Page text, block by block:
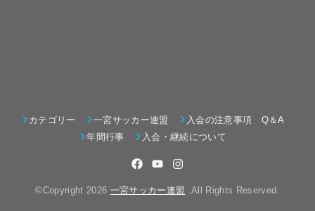
カテゴリー 一宮サッカー連盟
入会の注意事項 Q＆A
年間行事
入会・継続について
©Copyright 2026 一宮サッカー連盟 .All Rights Reserved.